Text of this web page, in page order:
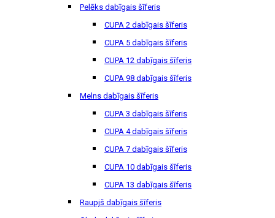
Pelēks dabīgais šīferis
CUPA 2 dabīgais šīferis
CUPA 5 dabīgais šīferis
CUPA 12 dabīgais šīferis
CUPA 98 dabīgais šīferis
Melns dabīgais šīferis
CUPA 3 dabīgais šīferis
CUPA 4 dabīgais šīferis
CUPA 7 dabīgais šīferis
CUPA 10 dabīgais šīferis
CUPA 13 dabīgais šīferis
Raupjš dabīgais šīferis